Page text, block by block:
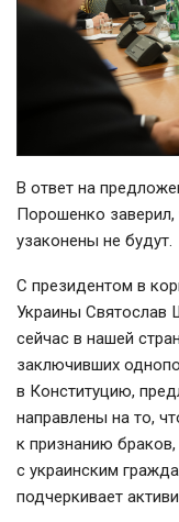
В ответ на
Порошенко
узаконены не будут.
С президентом в
Украины Святослав
сейчас в нашей
заключивших
в Конституцию,
направлены на то,
к признанию
с украинским
подчеркивает